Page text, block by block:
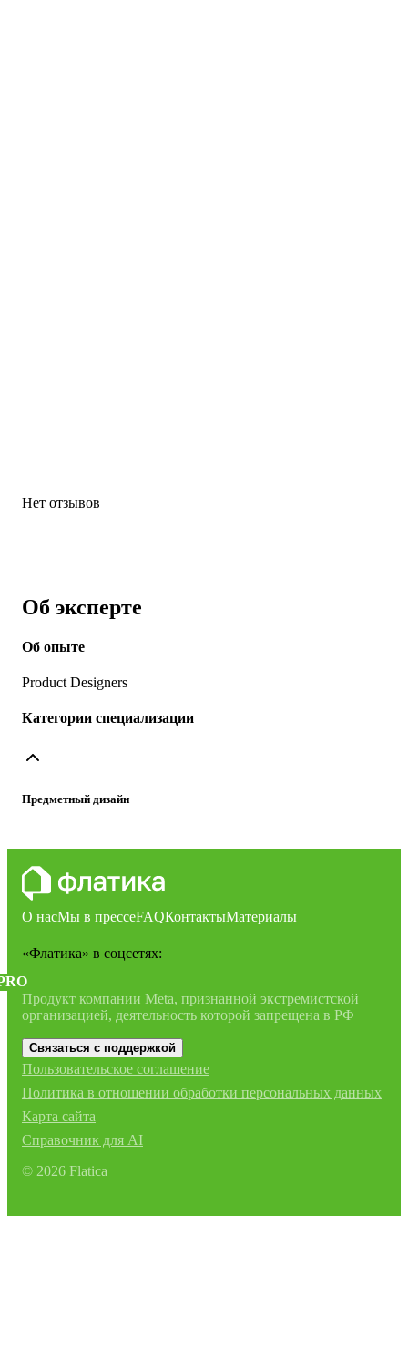
Нет отзывов
Об эксперте
Об опыте
Product Designers
Категории специализации
Предметный дизайн
О насМы в прессеFAQКонтактыМатериалы
«Флатика» в соцсетях:
Продукт компании Meta, признанной экстремистской
организацией, деятельность которой запрещена в РФ
Связаться с поддержкой
Пользовательское соглашение
Политика в отношении обработки персональных данных
Карта сайта
Справочник для AI
© 2026 Flatica